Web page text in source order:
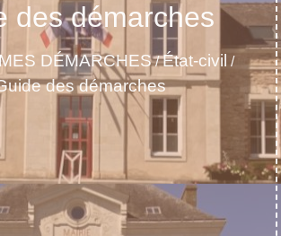
des démarches
DÉMARCHES/État-civil /
des démarches